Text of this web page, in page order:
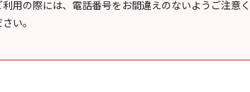
利用の際には、電話番号をお間違えのないようご注意く
い。